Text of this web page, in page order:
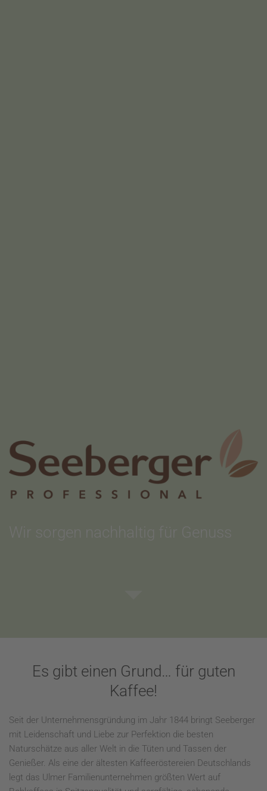
Es gibt einen Grund… für guten
Kaffee!
Seit der Unternehmensgründung im Jahr 1844 bringt Seeberger
mit Leidenschaft und Liebe zur Perfektion die besten
Naturschätze aus aller Welt in die Tüten und Tassen der
Genießer. Als eine der ältesten Kaffeeröstereien Deutschlands
legt das Ulmer Familienunternehmen größten Wert auf